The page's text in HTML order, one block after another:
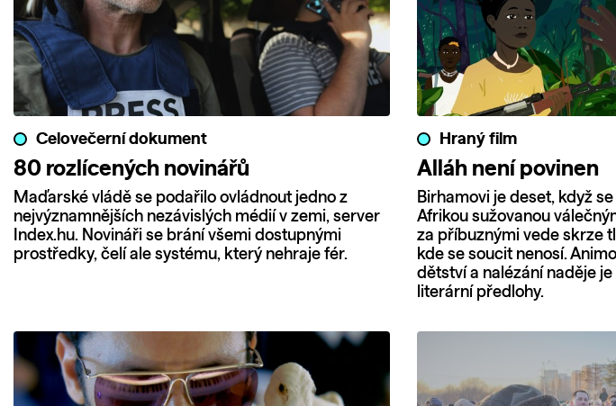
Celovečerní dokument
80 rozlícených novinářů
Maďarské vládě se podařilo ovládnout jedno z
nejvýznamnějších nezávislých médií v zemi, server
Index.hu. Novináři se brání všemi dostupnými
prostředky, čelí ale systému, který nehraje fér.
Hraný film
Alláh není povinen
Birhamovi je deset, když
Afrikou sužovanou
za příbuznými vede skrze
kde se soucit nenosí.
dětství a nalézání naděje
literární předlohy.